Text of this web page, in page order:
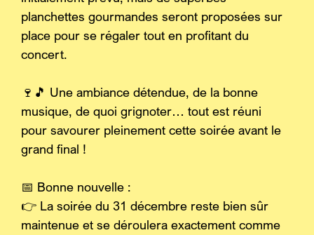
planchettes gourmandes seront proposées sur
place pour se régaler tout en profitant du
concert.
🍷🎵 Une ambiance détendue, de la bonne
musique, de quoi grignoter… tout est réuni
pour savourer pleinement cette soirée avant le
grand final !
📅 Bonne nouvelle :
👉 La soirée du 31 décembre reste bien sûr
maintenue et se déroulera exactement comme